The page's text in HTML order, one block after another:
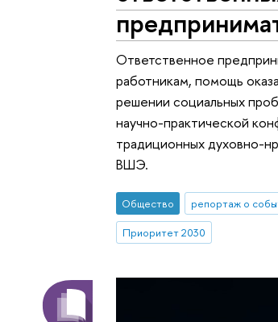
Ответственное
работникам, помощь
решении социальных
научно-практической
традиционных духовно-
ВШЭ.
Общество репортаж о
Приоритет 2030